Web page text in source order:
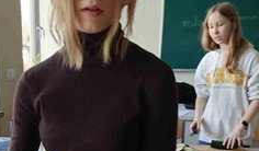
Rada rodziców
Biblioteka
Świetlica